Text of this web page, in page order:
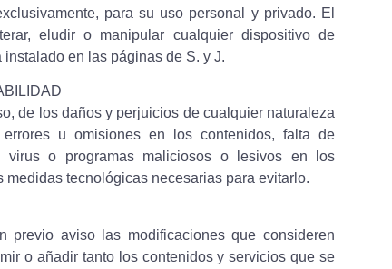
para su uso personal y privado. El
eludir o manipular cualquier dispositivo de
en las páginas de S. y J.
de los daños y perjuicios de cualquier naturaleza
u omisiones en los contenidos, falta de
o programas maliciosos o lesivos en los
tecnológicas necesarias para evitarlo.
aviso las modificaciones que consideren
o añadir tanto los contenidos y servicios que se